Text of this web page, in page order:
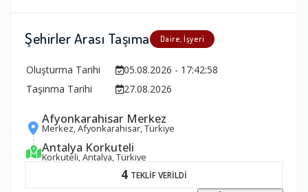
Şehirler Arası Taşıma Daire, İşyeri
Oluşturma Tarihi
05.08.2026 - 17:42:58
Taşınma Tarihi
27.08.2026
Afyonkarahisar Merkez
Merkez, Afyonkarahisar, Türkiye
Antalya Korkuteli
Korkuteli, Antalya, Türkiye
4 TEKLİF VERİLDİ